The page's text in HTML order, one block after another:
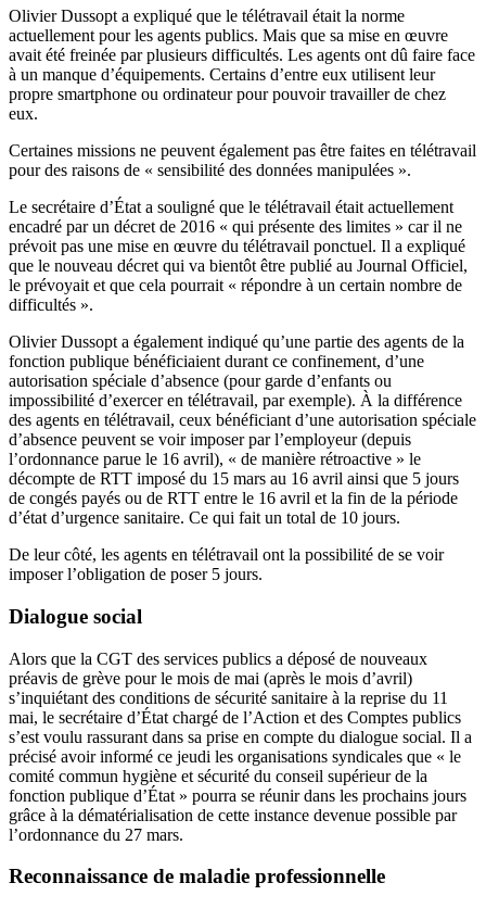
Olivier Dussopt a expliqué que le télétravail était la norme
actuellement pour les agents publics. Mais que sa mise en œuvre
avait été freinée par plusieurs difficultés. Les agents ont dû faire face
à un manque d’équipements. Certains d’entre eux utilisent leur
propre smartphone ou ordinateur pour pouvoir travailler de chez
eux.
Certaines missions ne peuvent également pas être faites en télétravail
pour des raisons de « sensibilité des données manipulées ».
Le secrétaire d’État a souligné que le télétravail était actuellement
encadré par un décret de 2016 « qui présente des limites » car il ne
prévoit pas une mise en œuvre du télétravail ponctuel. Il a expliqué
que le nouveau décret qui va bientôt être publié au Journal Officiel,
le prévoyait et que cela pourrait « répondre à un certain nombre de
difficultés ».
Olivier Dussopt a également indiqué qu’une partie des agents de la
fonction publique bénéficiaient durant ce confinement, d’une
autorisation spéciale d’absence (pour garde d’enfants ou
impossibilité d’exercer en télétravail, par exemple). À la différence
des agents en télétravail, ceux bénéficiant d’une autorisation spéciale
d’absence peuvent se voir imposer par l’employeur (depuis
l’ordonnance parue le 16 avril), « de manière rétroactive » le
décompte de RTT imposé du 15 mars au 16 avril ainsi que 5 jours
de congés payés ou de RTT entre le 16 avril et la fin de la période
d’état d’urgence sanitaire. Ce qui fait un total de 10 jours.
De leur côté, les agents en télétravail ont la possibilité de se voir
imposer l’obligation de poser 5 jours.
Dialogue social
Alors que la CGT des services publics a déposé de nouveaux
préavis de grève pour le mois de mai (après le mois d’avril)
s’inquiétant des conditions de sécurité sanitaire à la reprise du 11
mai, le secrétaire d’État chargé de l’Action et des Comptes publics
s’est voulu rassurant dans sa prise en compte du dialogue social. Il a
précisé avoir informé ce jeudi les organisations syndicales que « le
comité commun hygiène et sécurité du conseil supérieur de la
fonction publique d’État » pourra se réunir dans les prochains jours
grâce à la dématérialisation de cette instance devenue possible par
l’ordonnance du 27 mars.
Reconnaissance de maladie professionnelle